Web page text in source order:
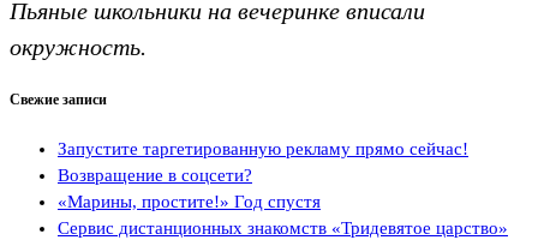
Пьяные школьники на вечеринке вписали
окружность.
Свежие записи
Запустите таргетированную рекламу прямо сейчас!
Возвращение в соцсети?
«Марины, простите!» Год спустя
Сервис дистанционных знакомств «Тридевятое царство»